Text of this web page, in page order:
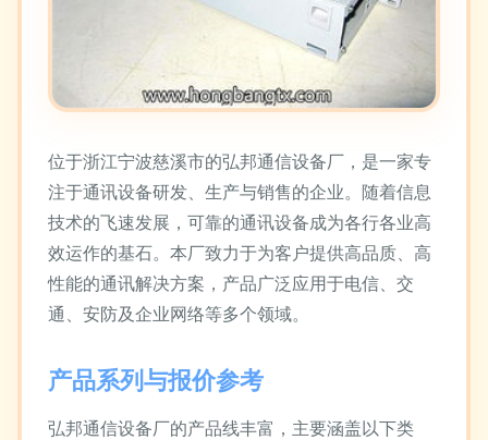
位于浙江宁波慈溪市的弘邦通信设备厂，是一家专
注于通讯设备研发、生产与销售的企业。随着信息
技术的飞速发展，可靠的通讯设备成为各行各业高
效运作的基石。本厂致力于为客户提供高品质、高
性能的通讯解决方案，产品广泛应用于电信、交
通、安防及企业网络等多个领域。
产品系列与报价参考
弘邦通信设备厂的产品线丰富，主要涵盖以下类